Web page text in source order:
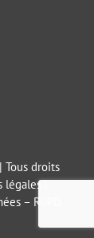
Tous droits
légales|
– RGPD